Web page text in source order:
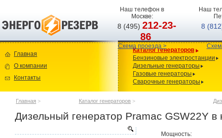
Наш телефон в
Москве:
8 (495)212-23-
86
Схема проезда >
Наш
8
Главная
О компании
Контакты
Каталог генераторов
Бензиновые электростанции
Дизельные генераторы
Газовые генераторы
Сварочные генераторы
Главная > Каталог генераторов >
Дизельный генератор Pramac GSW22Y в
Мощность: